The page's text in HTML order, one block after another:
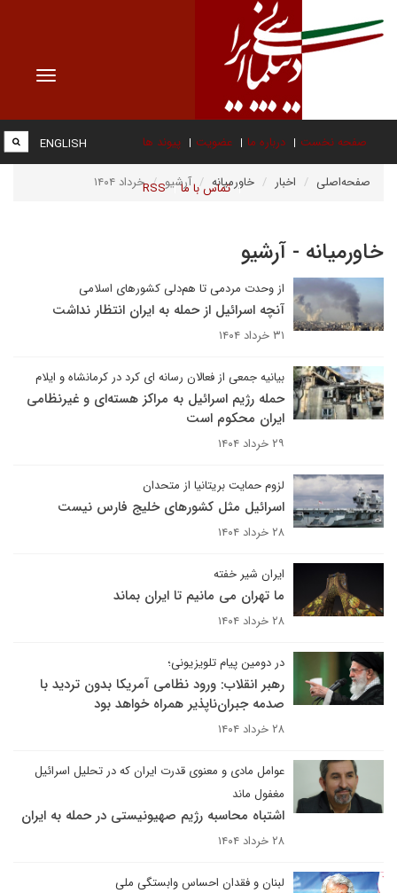
Toggle
صفحه نخست درباره ما عضویت پیوند ها
تماس با ما RSS
ENGLISH
صفحه‌اصلی اخبار خاورمیانه آرشیو خرداد ۱۴۰۴
خاورمیانه - آرشیو
از وحدت مردمی تا هم‌دلی کشورهای اسلامی
آنچه اسرائیل از حمله به ایران انتظار نداشت
۳۱ خرداد ۱۴۰۴
بیانیه جمعی از فعالان رسانه ای کرد در کرمانشاه و ایلام
حمله رژیم اسرائیل به مراکز هسته‌ای و غیرنظامی
ایران محکوم است
۲۹ خرداد ۱۴۰۴
لزوم حمایت بریتانیا از متحدان
اسرائیل مثل کشورهای خلیج فارس نیست
۲۸ خرداد ۱۴۰۴
ایران شیر خفته‌
ما تهران می مانیم تا ایران بماند
۲۸ خرداد ۱۴۰۴
در دومین پیام تلویزیونی؛
رهبر انقلاب: ورود نظامی آمریکا بدون تردید با
صدمه جبران‌ناپذیر همراه خواهد بود
۲۸ خرداد ۱۴۰۴
عوامل مادی و معنوی قدرت ایران که در تحلیل اسرائیل
مغفول ماند
اشتباه محاسبه رژیم صهیونیستی در حمله به ایران
۲۸ خرداد ۱۴۰۴
لبنان و فقدان احساس وابستگی ملی